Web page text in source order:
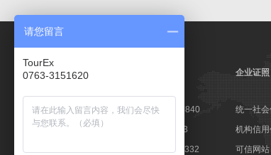
高新技术企业证书：GR201644003840
软件企业认定证书：粤R-2014-0163
软件产品登记证书：粤DGY-2014-0332
企业证照
统一社
机构信
可信网
请您留言
TourEx
0763-3151620